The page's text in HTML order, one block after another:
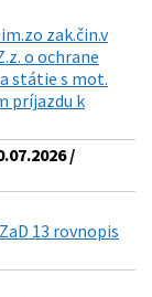
zak.čin.v
o ochrane
státie s mot.
príjazdu k
/
13 rovnopis